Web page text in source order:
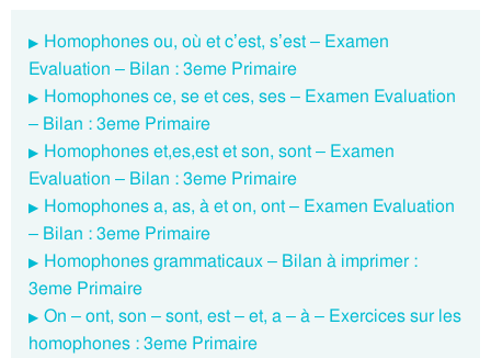
Homophones ou, où et c’est, s’est – Examen
Evaluation – Bilan : 3eme Primaire
Homophones ce, se et ces, ses – Examen Evaluation
– Bilan : 3eme Primaire
Homophones et,es,est et son, sont – Examen
Evaluation – Bilan : 3eme Primaire
Homophones a, as, à et on, ont – Examen Evaluation
– Bilan : 3eme Primaire
Homophones grammaticaux – Bilan à imprimer :
3eme Primaire
On – ont, son – sont, est – et, a – à – Exercices sur les
homophones : 3eme Primaire